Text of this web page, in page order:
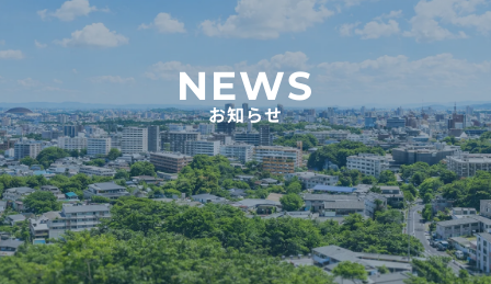
NEWS
お知らせ